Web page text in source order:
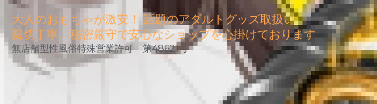
大人のおもちゃが激安！ 話題のアダルトグッズ
親切丁寧、秘密厳守で安心なショップを心掛けております
無店舗型性風俗特殊営業許可　第48621号